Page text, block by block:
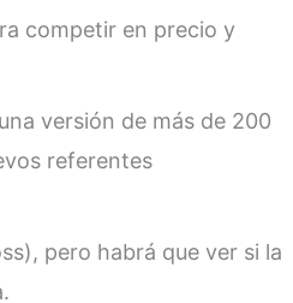
competir en precio y
versión de más de 200
referentes
pero habrá que ver si la